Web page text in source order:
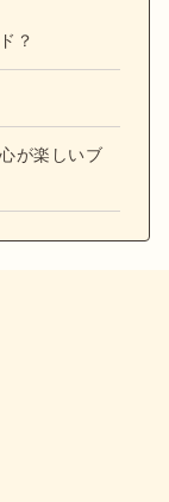
？
が楽しいブ